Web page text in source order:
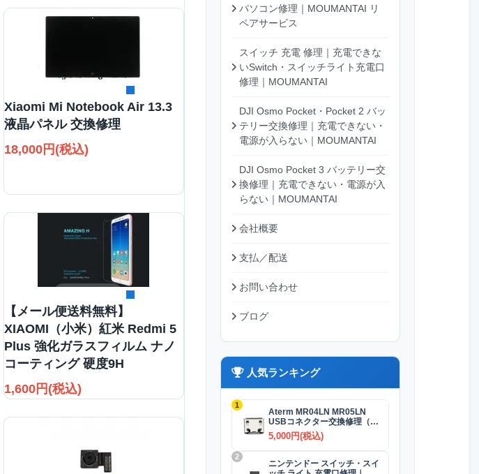
Xiaomi Mi Notebook Air 13.3
液晶パネル 交換修理
18,000円(税込)
【メール便送料無料】
XIAOMI（小米）紅米 Redmi 5
Plus 強化ガラスフィルム ナノ
コーティング 硬度9H
1,600円(税込)
パソコン修理｜MOUMANTAI リ
ペアサービス
スイッチ 充電 修理｜充電できな
いSwitch・スイッチライト充電口
修理｜MOUMANTAI
DJI Osmo Pocket・Pocket 2 バッ
テリー交換修理｜充電できない・
電源が入らない｜MOUMANTAI
DJI Osmo Pocket 3 バッテリー交
換修理｜充電できない・電源が入
らない｜MOUMANTAI
会社概要
支払／配送
お問い合わせ
ブログ
人気ランキング
1
Aterm MR04LN MR05LN
USBコネクター交換修理（充
電）
5,000円(税込)
2
ニンテンドー スイッチ・スイ